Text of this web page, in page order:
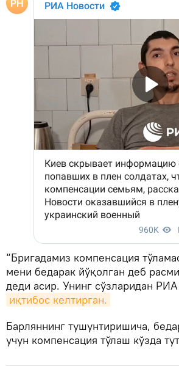
“Бригадамиз компенсация
мени бедарак йўқолган деб
деди асир. Унинг сўзларидан
иқтибос келтирган.
Барляннинг тушунтиришича,
учун компенсация тўлаш кўзда